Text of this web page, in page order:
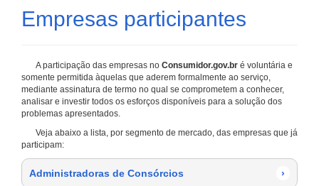
Empresas participantes
A participação das empresas no Consumidor.gov.br é voluntária e
somente permitida àquelas que aderem formalmente ao serviço,
mediante assinatura de termo no qual se comprometem a conhecer,
analisar e investir todos os esforços disponíveis para a solução dos
problemas apresentados.
Veja abaixo a lista, por segmento de mercado, das empresas que já
participam:
Administradoras de Consórcios ›